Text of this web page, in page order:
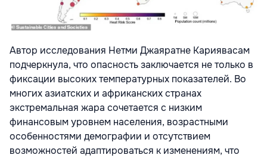
Автор исследования Нетми Джаяратне Кариявасам
подчеркнула, что опасность заключается не только в
фиксации высоких температурных показателей. Во
многих азиатских и африканских странах
экстремальная жара сочетается с низким
финансовым уровнем населения, возрастными
особенностями демографии и отсутствием
возможностей адаптироваться к изменениям, что